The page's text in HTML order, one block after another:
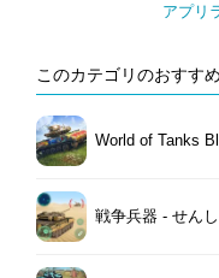
アプリ
このカテゴリのおすすめ
World of Tanks
戦争兵器 - せん